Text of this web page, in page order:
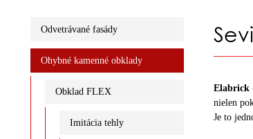
Odvetrávané fasády
Ohybné kamenné obklady
Obklad FLEX
Imitácia tehly
Elabrick
nielen
Je to